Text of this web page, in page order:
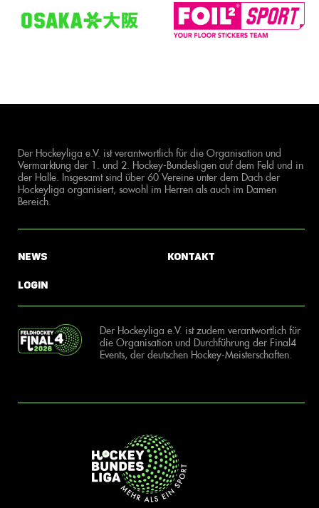
Der Hockeyliga e.V. ist verantwortlich für die Organisation und
Vermarktung der 1. und 2. Hockey-Bundesligen auf dem Feld und in
der Halle. Insgesamt sind über 60 Vereine unter dem Dach der
Hockeyliga organisiert, sowohl im Herren als auch im Damen
Bereich.
News
Login
Kontakt
Der Hockeyliga e.V. ist zudem verantwortlich für
die Organisation und Durchführung der Final4
Events, der deutschen Hockey-Meisterschaften.